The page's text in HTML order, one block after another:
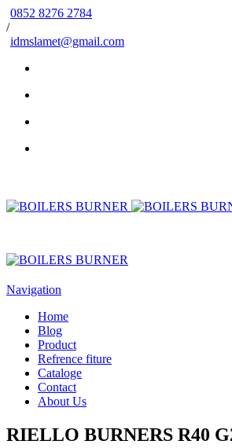
0852 8276 2784
/
idmslamet@gmail.com
Navigation
Home
Blog
Product
Refrence fiture
Cataloge
Contact
About Us
RIELLO BURNERS R40